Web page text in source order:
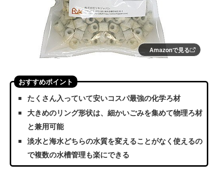
Amazonで見る
おすすめポイント
たくさん入っていて安いコスパ最強の化学ろ材
大きめのリング形状は、細かいごみを集めて物理ろ材
と兼用可能
淡水と海水どちらの水質を変えることがなく使えるの
で複数の水槽管理も楽にできる